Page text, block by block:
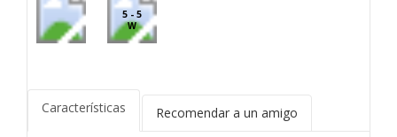
5 - 5
W
Características Recomendar a un amigo